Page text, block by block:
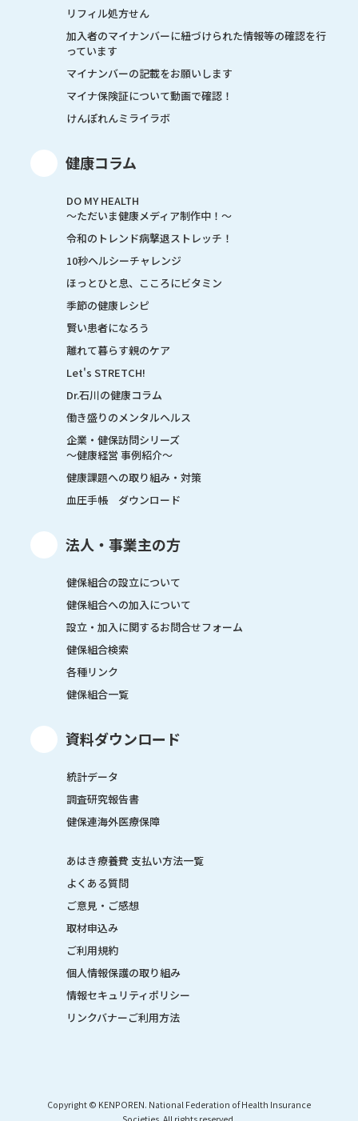
リフィル処方せん
加入者のマイナンバーに紐づけられた情報等の確認を行
っています
マイナンバーの記載をお願いします
マイナ保険証について動画で確認！
けんぽれんミライラボ
健康コラム
DO MY HEALTH
～ただいま健康メディア制作中！～
令和のトレンド病撃退ストレッチ！
10秒ヘルシーチャレンジ
ほっとひと息、こころにビタミン
季節の健康レシピ
賢い患者になろう
離れて暮らす親のケア
Let's STRETCH!
Dr.石川の健康コラム
働き盛りのメンタルヘルス
企業・健保訪問シリーズ
～健康経営 事例紹介～
健康課題への取り組み・対策
血圧手帳 ダウンロード
法人・事業主の方
健保組合の設立について
健保組合への加入について
設立・加入に関するお問合せフォーム
健保組合検索
各種リンク
健保組合一覧
資料ダウンロード
統計データ
調査研究報告書
健保連海外医療保障
あはき療養費 支払い方法一覧
よくある質問
ご意見・ご感想
取材申込み
ご利用規約
個人情報保護の取り組み
情報セキュリティポリシー
リンクバナーご利用方法
Copyright © KENPOREN. National Federation of Health Insurance